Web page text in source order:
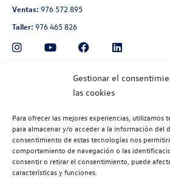
Gestionar el
las cookies
Para ofrecer las mejores experiencias, utilizamos
para almacenar y/o acceder a la información del
consentimiento de estas tecnologías nos
comportamiento de navegación o las
consentir o retirar el consentimiento, puede
características y funciones.
Ventas: 976 572 895
Taller: 976 465 826
Automoción Aragonesa
Avenida de Navarra 135, Zaragoza
Taller:976 300 563
Recambios:976 300 564